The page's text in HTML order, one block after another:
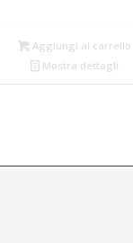
Aggiungi al carrello
Mostra dettagli